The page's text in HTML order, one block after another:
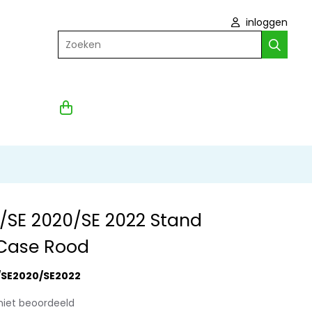
inloggen
Zoeken
2020/SE 2022 Stand
Rood
SE2022
beoordeeld